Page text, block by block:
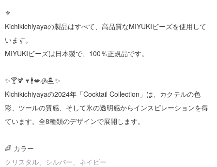
⚜️
Kichikichiyayaの製品はすべて、高品質なMIYUKIビーズを使用して
います。
MIYUKIビーズは日本製で、100％正規品です。
✨🍸🍹🍷🕴️💋🧊🏝️✨
Kichikichiyayaの2024年「Cocktail Collection」は、カクテルの色
彩、ツールの質感、そして氷の透明感からインスピレーションを得
ています。全8種類のデザインで展開します。
🌈 カラー
クリスタル、シルバー、ネイビー